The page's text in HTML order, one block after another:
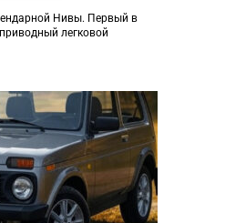
Нивы. Первый в
легковой